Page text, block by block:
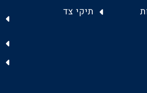
תיקי צד